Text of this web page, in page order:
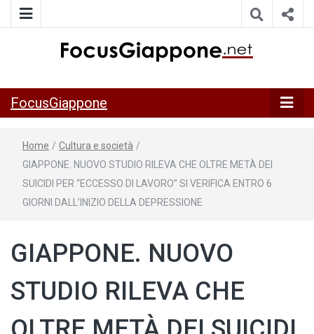
della Japan Italy Economic Federation
FocusGiappone
Home / Cultura e società /
GIAPPONE. NUOVO STUDIO RILEVA CHE OLTRE METÀ DEI
SUICIDI PER “ECCESSO DI LAVORO” SI VERIFICA ENTRO 6
GIORNI DALL’INIZIO DELLA DEPRESSIONE
GIAPPONE. NUOVO
STUDIO RILEVA CHE